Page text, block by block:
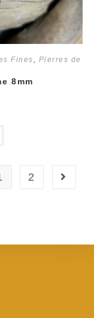
Fines
Pierres de
8mm
2